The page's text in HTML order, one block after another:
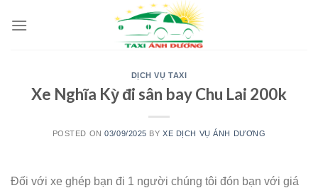
DỊCH VỤ TAXI
Xe Nghĩa Kỳ đi sân bay Chu Lai 200k
POSTED ON03/09/2025 BYXE DỊCH VỤ ÁNH DƯƠNG
Đối với xe ghép bạn đi 1 người chúng tôi đón bạn với giá